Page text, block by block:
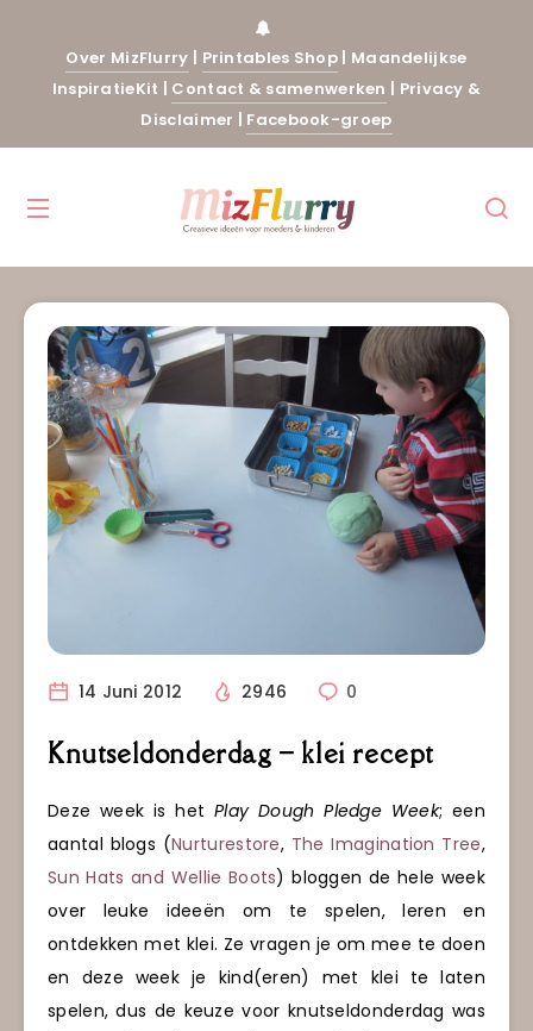
Over MizFlurry | Printables Shop | Maandelijkse
InspiratieKit | Contact & samenwerken | Privacy &
Disclaimer | Facebook-groep
14 Juni 2012 2946 0
Knutseldonderdag – klei recept
Deze week is het Play Dough Pledge Week; een
aantal blogs (Nurturestore, The Imagination Tree,
Sun Hats and Wellie Boots) bloggen de hele week
over leuke ideeën om te spelen, leren en
ontdekken met klei. Ze vragen je om mee te doen
en deze week je kind(eren) met klei te laten
spelen, dus de keuze voor knutseldonderdag was